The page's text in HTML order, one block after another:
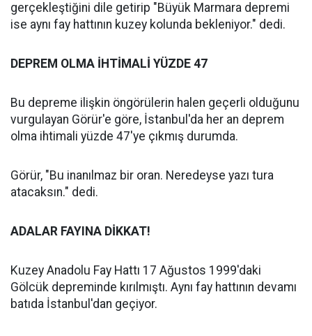
gerçekleştiğini dile getirip "Büyük Marmara depremi
ise aynı fay hattının kuzey kolunda bekleniyor." dedi.
DEPREM OLMA İHTİMALİ YÜZDE 47
Bu depreme ilişkin öngörülerin halen geçerli olduğunu
vurgulayan Görür'e göre, İstanbul'da her an deprem
olma ihtimali yüzde 47'ye çıkmış durumda.
Görür, "Bu inanılmaz bir oran. Neredeyse yazı tura
atacaksın." dedi.
ADALAR FAYINA DİKKAT!
Kuzey Anadolu Fay Hattı 17 Ağustos 1999'daki
Gölcük depreminde kırılmıştı. Aynı fay hattının devamı
batıda İstanbul'dan geçiyor.